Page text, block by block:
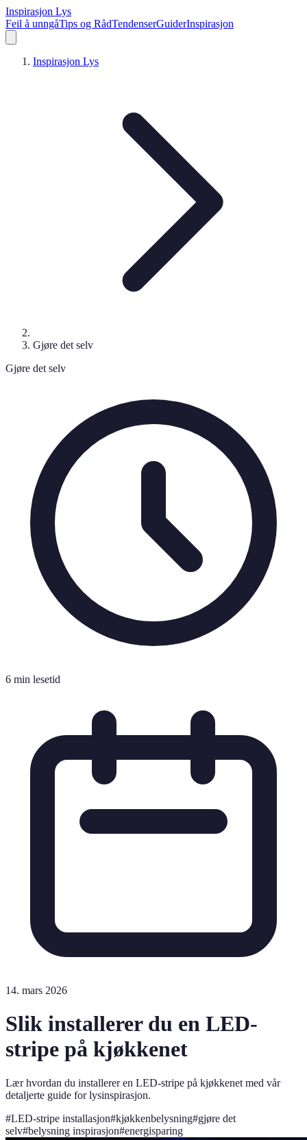
Inspirasjon Lys
Feil å unngåTips og RådTendenserGuiderInspirasjon
Inspirasjon Lys
Gjøre det selv
Gjøre det selv
6 min lesetid
14. mars 2026
Slik installerer du en LED-
stripe på kjøkkenet
Lær hvordan du installerer en LED-stripe på kjøkkenet med vår
detaljerte guide for lysinspirasjon.
#LED-stripe installasjon#kjøkkenbelysning#gjøre det
selv#belysning inspirasjon#energisparing